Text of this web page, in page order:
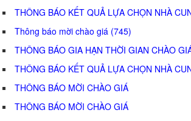
THÔNG BÁO KẾT QUẢ LỰA CHỌN NHÀ
Thông báo mời chào giá (745)
THÔNG BÁO GIA HẠN THỜI GIAN CHÀO
THÔNG BÁO KẾT QUẢ LỰA CHỌN NHÀ
THÔNG BÁO MỜI CHÀO GIÁ
THÔNG BÁO MỜI CHÀO GIÁ